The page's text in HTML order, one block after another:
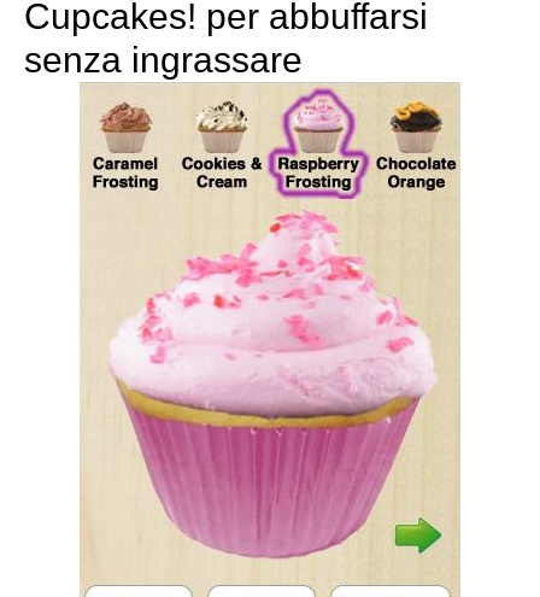
Cupcakes! per abbuffarsi
senza ingrassare